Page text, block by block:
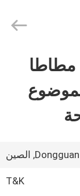
مطاطا
Dongguan, الصين
T&K